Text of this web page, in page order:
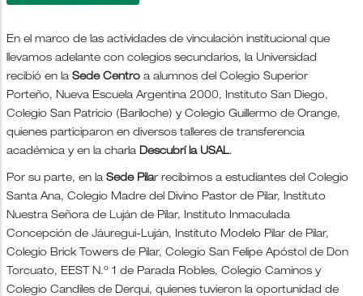
En el marco de las actividades de vinculación institucional que
llevamos adelante con colegios secundarios, la Universidad
recibió en la Sede Centro a alumnos del Colegio Superior
Porteño, Nueva Escuela Argentina 2000, Instituto San Diego,
Colegio San Patricio (Bariloche) y Colegio Guillermo de Orange,
quienes participaron en diversos talleres de transferencia
académica y en la charla Descubrí la USAL.
Por su parte, en la Sede Pilar recibimos a estudiantes del Colegio
Santa Ana, Colegio Madre del Divino Pastor de Pilar, Instituto
Nuestra Señora de Luján de Pilar, Instituto Inmaculada
Concepción de Jáuregui-Luján, Instituto Modelo Pilar de Pilar,
Colegio Brick Towers de Pilar, Colegio San Felipe Apóstol de Don
Torcuato, EEST N.º 1 de Parada Robles, Colegio Caminos y
Colegio Candiles de Derqui, quienes tuvieron la oportunidad de